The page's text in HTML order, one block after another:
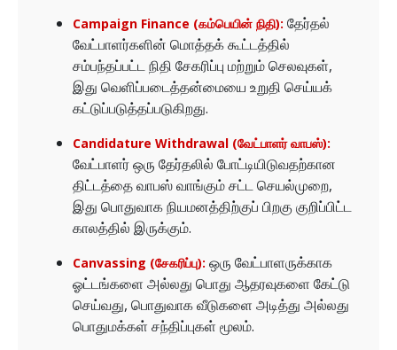
Campaign Finance (கம்பெயின் நிதி): தேர்தல்
வேட்பாளர்களின் மொத்தக் கூட்டத்தில்
சம்பந்தப்பட்ட நிதி சேகரிப்பு மற்றும் செலவுகள்,
இது வெளிப்படைத்தன்மையை உறுதி செய்யக்
கட்டுப்படுத்தப்படுகிறது.
Candidature Withdrawal (வேட்பாளர் வாபஸ்):
வேட்பாளர் ஒரு தேர்தலில் போட்டியிடுவதற்கான
திட்டத்தை வாபஸ் வாங்கும் சட்ட செயல்முறை,
இது பொதுவாக நியமனத்திற்குப் பிறகு குறிப்பிட்ட
காலத்தில் இருக்கும்.
Canvassing (சேகரிப்பு): ஒரு வேட்பாளருக்காக
ஓட்டங்களை அல்லது பொது ஆதரவுகளை கேட்டு
செய்வது, பொதுவாக வீடுகளை அடித்து அல்லது
பொதுமக்கள் சந்திப்புகள் மூலம்.